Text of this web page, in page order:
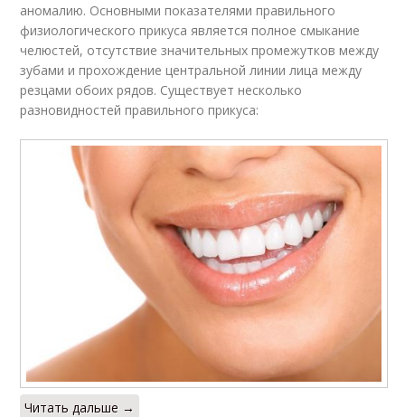
аномалию. Основными показателями правильного
физиологического прикуса является полное смыкание
челюстей, отсутствие значительных промежутков между
зубами и прохождение центральной линии лица между
резцами обоих рядов. Существует несколько
разновидностей правильного прикуса:
Читать дальше →